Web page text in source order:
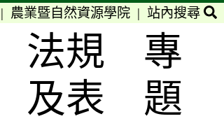
| 農業暨自然資源學院| 站內搜尋
法規
及表
專
題